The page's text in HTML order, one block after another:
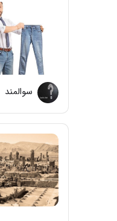
سوالمند